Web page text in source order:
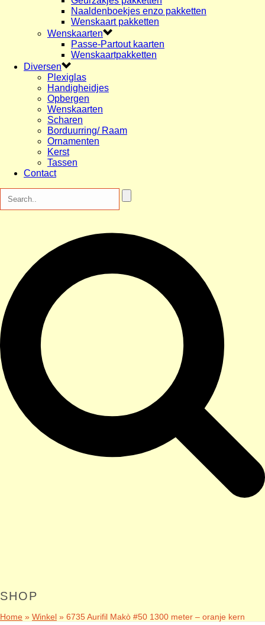
Naaldenboekjes enzo pakketten
Wenskaart pakketten
Wenskaarten
Passe-Partout kaarten
Wenskaartpakketten
Diversen
Plexiglas
Handigheidjes
Opbergen
Wenskaarten
Scharen
Borduurring/ Raam
Ornamenten
Kerst
Tassen
Contact
SHOP
Home » Winkel » 6735 Aurifil Makò #50 1300 meter – oranje kern